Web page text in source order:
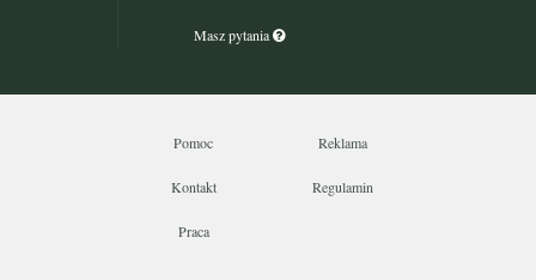
Masz pytania
Pomoc Reklama
Kontakt Regulamin
Praca